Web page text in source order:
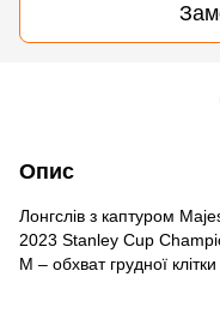
Опис
Лонгслів з каптуром
2023 Stanley Cup
M – обхват грудної